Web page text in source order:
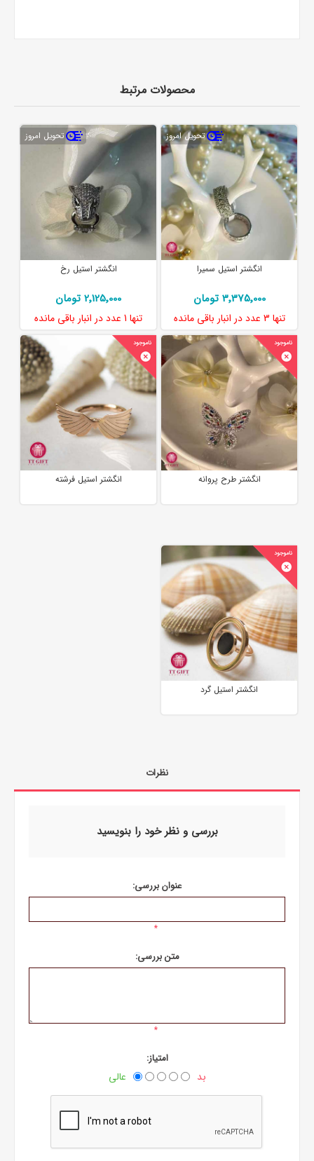
محصولات مرتبط
تحویل امروز
انگشتر استیل سمیرا
3٬375٬000 تومان
تنها 3 عدد در انبار باقی مانده
تحویل امروز
انگشتر استیل رخ
2٬125٬000 تومان
تنها 1 عدد در انبار باقی مانده
انگشتر طرح پروانه انگشتر استیل فرشته
انگشتر استیل گرد
نظرات
بررسی و نظر خود را بنویسید
عنوان بررسی:
*
متن بررسی:
*
امتیاز:
بد عالی